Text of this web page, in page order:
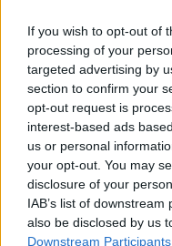
If you wish to opt-out of
processing of your
targeted advertising by
section to confirm your
opt-out request is
interest-based ads
us or personal
your opt-out. You may
disclosure of your
IAB’s list of
also be disclosed by us
Downstream Participants
accaduto di
sicurezza privata.
coerenti", ha
Rtl 102.5.